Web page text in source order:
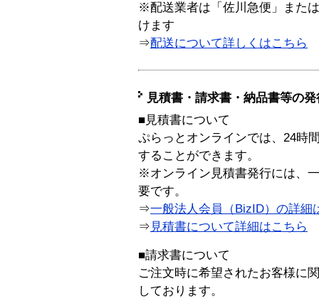
※配送業者は「佐川急便」また
けます
⇒配送について詳しくはこちら
見積書・請求書・納品書等の
■見積書について
ぷらっとオンラインでは、24時
することができます。
※オンライン見積書発行には、
要です。
⇒一般法人会員（BizID）の詳細
⇒ 見積書について詳細はこちら
■請求書について
ご注文時に希望されたお客様に
しております。